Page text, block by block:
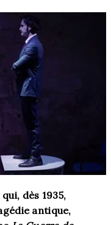
dès 1935,
antique,